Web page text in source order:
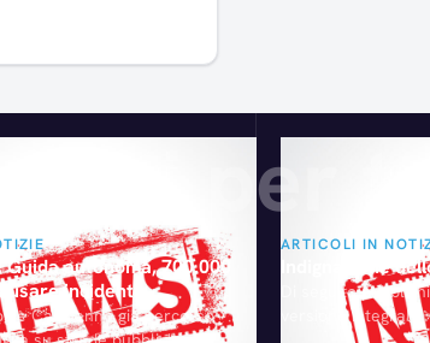
per te
Guida autonoma, 700.000
incidenti
Car hanno già percorso
ARTICOLI IN
Indignazione
Di seguito
versione